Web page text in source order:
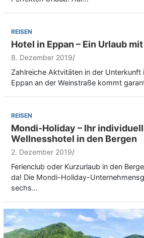
REISEN
Hotel in Eppan – Ein Urlaub
8. Dezember 2019
Zahlreiche Aktvitäten in der Unterkunft
Eppan an der Weinstraße kommt
REISEN
Mondi-Holiday – Ihr
Wellnesshotel in den Bergen
2. Dezember 2019
Ferienclub oder Kurzurlaub in den
da! Die Mondi-Holiday-
sechs…